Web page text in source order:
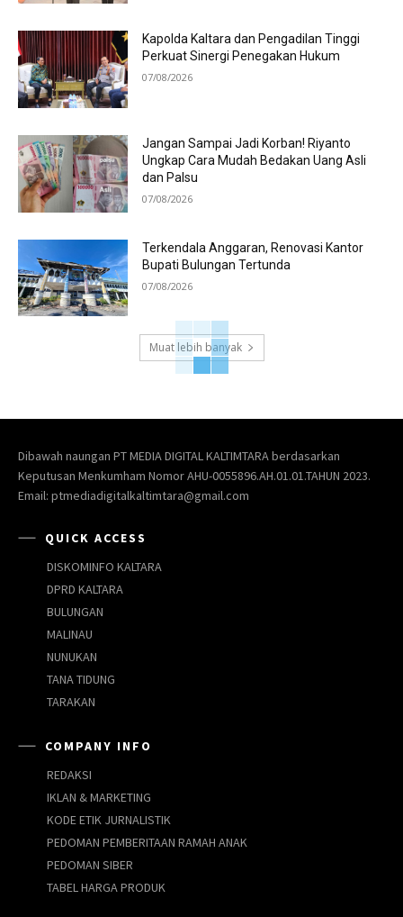
Kapolda Kaltara dan Pengadilan Tinggi
Perkuat Sinergi Penegakan Hukum
07/08/2026
Jangan Sampai Jadi Korban! Riyanto
Ungkap Cara Mudah Bedakan Uang Asli
dan Palsu
07/08/2026
Terkendala Anggaran, Renovasi Kantor
Bupati Bulungan Tertunda
07/08/2026
Muat lebih banyak
Dibawah naungan PT MEDIA DIGITAL KALTIMTARA berdasarkan
Keputusan Menkumham Nomor AHU-0055896.AH.01.01.TAHUN 2023.
Email: ptmediadigitalkaltimtara@gmail.com
QUICK ACCESS
DISKOMINFO KALTARA
DPRD KALTARA
BULUNGAN
MALINAU
NUNUKAN
TANA TIDUNG
TARAKAN
COMPANY INFO
REDAKSI
IKLAN & MARKETING
KODE ETIK JURNALISTIK
PEDOMAN PEMBERITAAN RAMAH ANAK
PEDOMAN SIBER
TABEL HARGA PRODUK